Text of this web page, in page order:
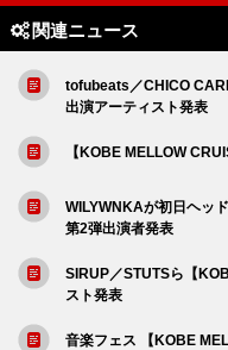
関連ニュース
tofubeats／CHICO
出演アーティスト発表
【KOBE MELLOW
WILYWNKAが初日ヘッ
第2弾出演者発表
SIRUP／STUTSら【
スト発表
音楽フェス 【KOBE